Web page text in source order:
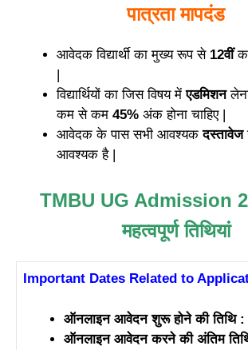
पात्रता मापदंड
आवेदक विद्यार्थी का मुख्य रूप से 12वीं
|
विद्यार्थियों का जिस विषय मेंएडमिशन
कम से कम 45% अंक होना चाहिए |
आवेदक के पास सभी आवश्यकदस्तावेज
आवश्यक है |
TMBU UG Admission
महत्वपूर्ण तिथियां
Important Dates Related to
ऑनलाइन आवेदन शुरू होने की तिथि :
ऑनलाइन आवेदन करने की अंतिम